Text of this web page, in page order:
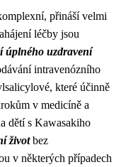
přináší velmi
léčby jsou
úplného uzdravení
intravenózního
které účinně
v medicíně a
dětí s Kawasakiho
životbez
v některých případech